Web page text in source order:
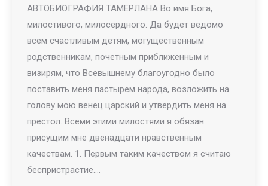
АВТОБИОГРАФИЯ ТАМЕРЛАНА Во имя Бога,
милостивого, милосердного. Да будет ведомо
всем счастливым детям, могущественным
родственникам, почетным приближенным и
визирям, что Всевышнему благоугодно было
поставить меня пастырем народа, возложить на
голову мою венец царский и утвердить меня на
престол. Всеми этими милостями я обязан
присущим мне двенадцати нравственным
качествам. 1. Первым таким качеством я считаю
беспристрастие.…